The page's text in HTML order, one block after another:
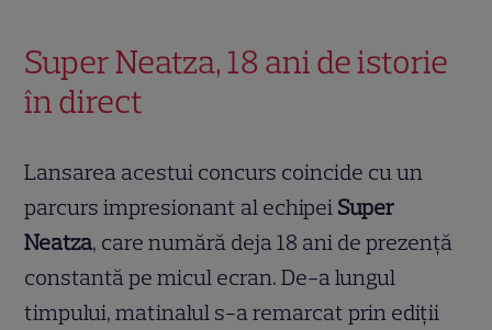
Super Neatza, 18 ani de istorie
în direct
Lansarea acestui concurs coincide cu un
parcurs impresionant al echipei Super
Neatza, care numără deja 18 ani de prezență
constantă pe micul ecran. De-a lungul
timpului, matinalul s-a remarcat prin ediții